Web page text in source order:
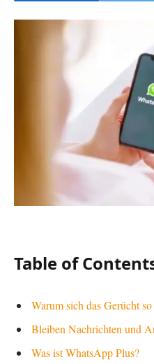
Table of
Warum sich das Gerücht
Bleiben Nachrichten und
Was ist WhatsApp Plus?